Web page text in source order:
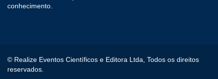
conhecimento.
© Realize Eventos Científicos e Editora Ltda, Todos os direitos
reservados.